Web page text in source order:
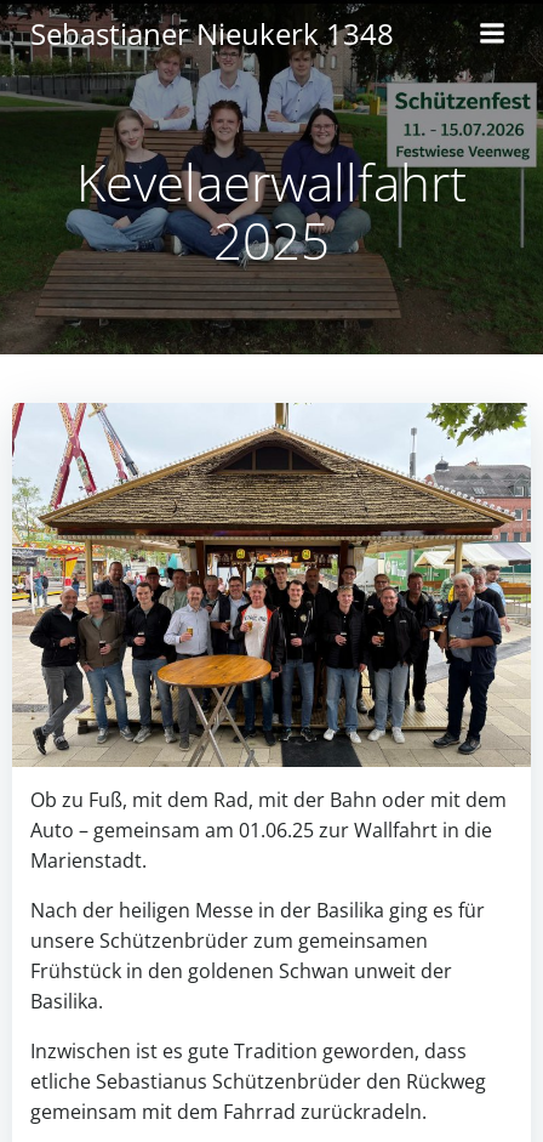
Inhalt
springen
Sebastianer Nieukerk 1348
Kevelaerwallfahrt
2025
Ob zu Fuß, mit dem Rad, mit der Bahn oder mit dem
Auto – gemeinsam am 01.06.25 zur Wallfahrt in die
Marienstadt.
Nach der heiligen Messe in der Basilika ging es für
unsere Schützenbrüder zum gemeinsamen
Frühstück in den goldenen Schwan unweit der
Basilika.
Inzwischen ist es gute Tradition geworden, dass
etliche Sebastianus Schützenbrüder den Rückweg
gemeinsam mit dem Fahrrad zurückradeln.